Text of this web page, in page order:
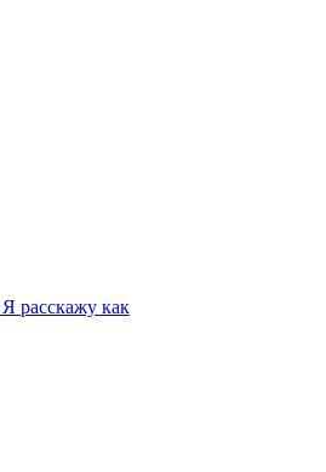
расскажу как